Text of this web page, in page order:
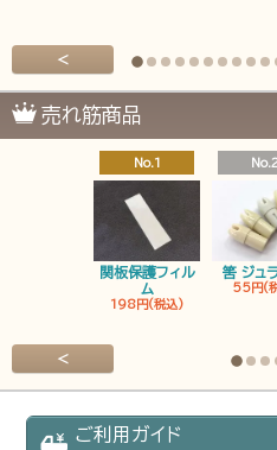
<
売れ筋商品
No.1
関板保護フィル
ム
198円(税込)
筈 ジュ
55円(
<
ご利用ガイド